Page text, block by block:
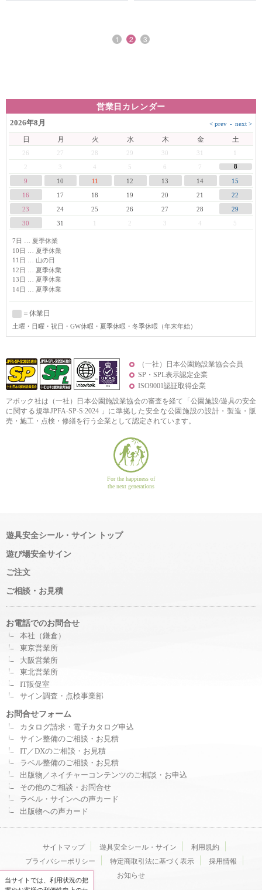
当サイトでは、利用状況の把
1 2 3
営業日カレンダー
2026年8月
日 月 火 水 木 金 土
26 27 28 29 30 31
1
3 4 5 6 7 8
9 10 11 12 13 14
15
16
17 18 19 20 21
22
23
24 25 26 27 28
29
30
31 1 3 4 5
7日 … 夏季休業
10日 … 夏季休業
11日 … 山の日
12日 … 夏季休業
13日 … 夏季休業
14日 … 夏季休業
＝休業日
土曜・日曜・祝日・GW休暇・夏季休暇・冬季休暇（年末年始）
（一社）日本公園施設業協会会員
SP・SPL表示認定企業
ISO9001認証取得企業
アボック社は（一社）日本公園施設業協会の審査を経て「公園施設/遊具の安全
に関する規準JPFA-SP-S:2024 」に準拠した安全な公園施設の設計・製造・販
売・施工・点検・修繕を行う企業として認定されています。
For the happiness of
the next generations
遊具安全シール・サイン トップ
遊び場安全サイン
ご注文
ご相談・お見積
お電話でのお問合せ
本社（鎌倉）
東京営業所
大阪営業所
東北営業所
IT販促室
サイン調査・点検事業部
お問合せフォーム
カタログ請求・電子カタログ申込
サイン整備のご相談・お見積
IT／DXのご相談・お見積
ラベル整備のご相談・お見積
出版物／ネイチャーコンテンツのご相談・お申込
その他のご相談・お問合せ
ラベル・サインへの声カード
出版物への声カード
サイトマップ 遊具安全シール・サイン
利用規約
プライバシーポリシー
特定商取引法に基づく表示
採用情報
お知らせ